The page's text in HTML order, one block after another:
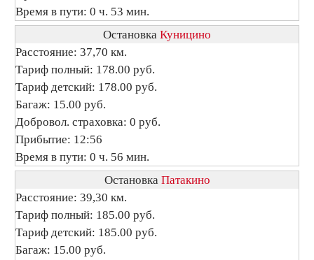
Время в пути: 0 ч. 53 мин.
Остановка Куницино
Расстояние: 37,70 км.
Тариф полный: 178.00 руб.
Тариф детский: 178.00 руб.
Багаж: 15.00 руб.
Добровол. страховка: 0 руб.
Прибытие: 12:56
Время в пути: 0 ч. 56 мин.
Остановка Патакино
Расстояние: 39,30 км.
Тариф полный: 185.00 руб.
Тариф детский: 185.00 руб.
Багаж: 15.00 руб.